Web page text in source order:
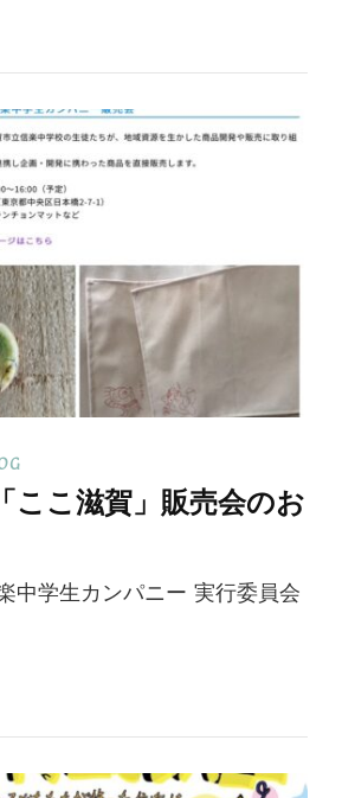
ここ滋賀」販売会のお
中学生カンパニー 実行委員会